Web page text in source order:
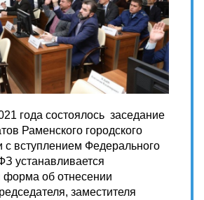
года состоялось заседание
Раменского городского
с вступлением Федерального
устанавливается
форма об отнесении
заместителя